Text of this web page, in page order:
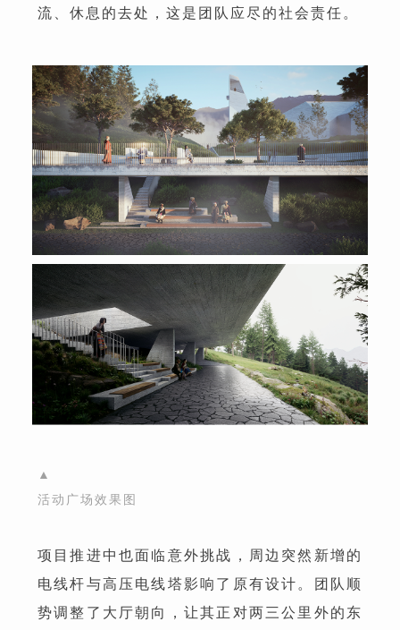
流、休息的去处，这是团队应尽的社会责任。
▲
活动广场效果图
项目推进中也面临意外挑战，周边突然新增的
电线杆与高压电线塔影响了原有设计。团队顺
势调整了大厅朝向，让其正对两三公里外的东